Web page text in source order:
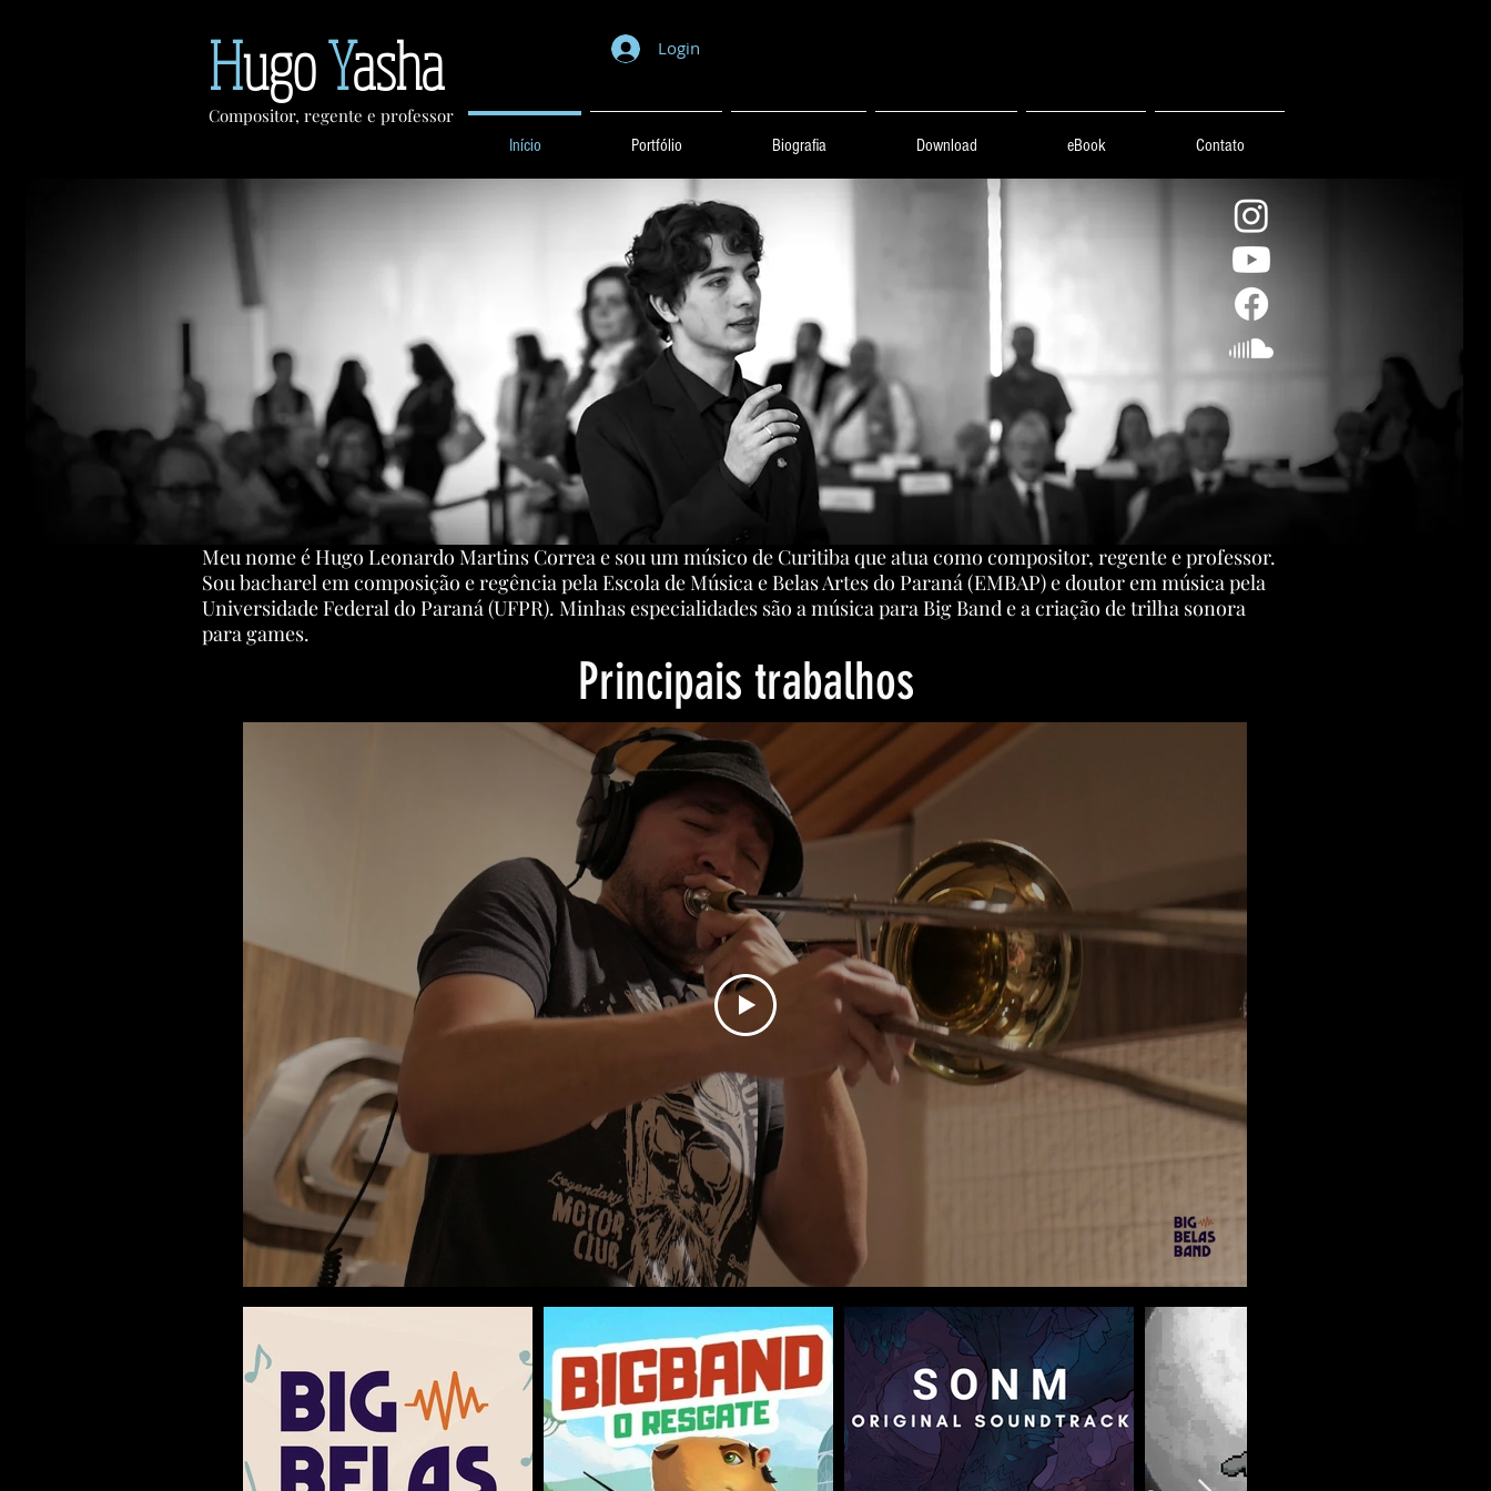
HugoYasha
Compositor, regente e professor
Login
Início Portfólio Biografia Download eBook Contato
Meu nome é Hugo Leonardo Martins Correa e sou um músico de Curitiba que atua como compositor, regente e professor.
Sou bacharel em composição e regência pela Escola de Música e Belas Artes do Paraná (EMBAP) e doutor em música pela
Universidade Federal do Paraná (UFPR). Minhas especialidades são a música para Big Band e a criação de trilha sonora
para games.
Principais trabalhos